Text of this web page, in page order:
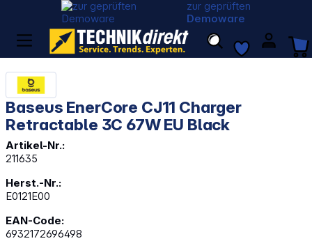
zur geprüften
Demoware
Baseus EnerCore CJ11 Charger
Retractable 3C 67W EU Black
Artikel-Nr.:
211635
Herst.-Nr.:
E0121E00
EAN-Code:
6932172696498